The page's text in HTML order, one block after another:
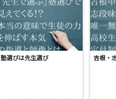
塾選びは先生選び 吉根・